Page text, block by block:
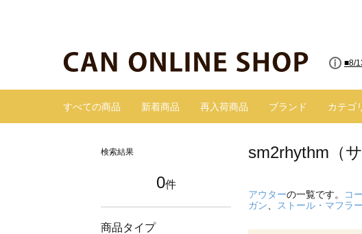
■8/
すべての商品 新着商品 再入荷商品 ブランド カテゴ
検索結果
0件
商品タイプ
sm2rhythm（
アウターの一覧です。 コ
ガン
ストール・マフラー